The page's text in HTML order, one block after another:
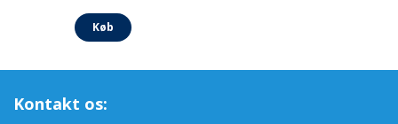
korrosionsskydd.
flyktiga organiska kolföreningar (VOC, insektsmedel,
Køb
Kontakt os: